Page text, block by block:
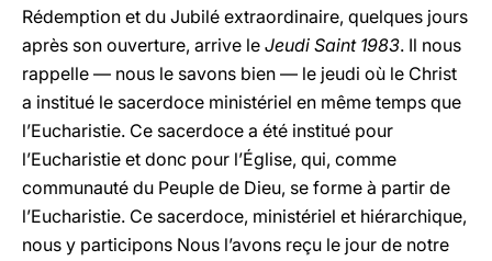
Rédemption et du Jubilé extraordinaire, quelques jours
après son ouverture, arrive le Jeudi Saint 1983. Il nous
rappelle — nous le savons bien — le jeudi où le Christ
a institué le sacerdoce ministériel en même temps que
l’Eucharistie. Ce sacerdoce a été institué pour
l’Eucharistie et donc pour l’Église, qui, comme
communauté du Peuple de Dieu, se forme à partir de
l’Eucharistie. Ce sacerdoce, ministériel et hiérarchique,
nous y participons Nous l’avons reçu le jour de notre